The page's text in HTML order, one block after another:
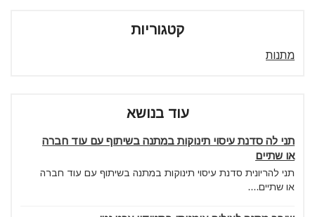
קטגוריות
מתנות
עוד בנושא
תני לה סדנת עיסוי תינוקות במתנה בשיתוף עם עוד חברה
או שתיים
תני להריונית סדנת עיסוי תינוקות במתנה בשיתוף עם עוד חברה
או שתיים....